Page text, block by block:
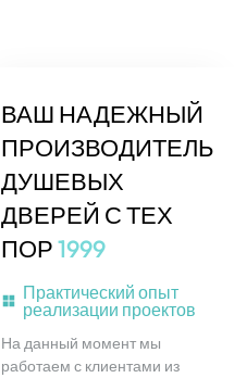
ВАШ НАДЕЖНЫЙ
ПРОИЗВОДИТЕЛЬ
ДУШЕВЫХ
ДВЕРЕЙ С ТЕХ
ПОР1999
Практический опыт
реализации проектов
На данный момент мы
работаем с клиентами из